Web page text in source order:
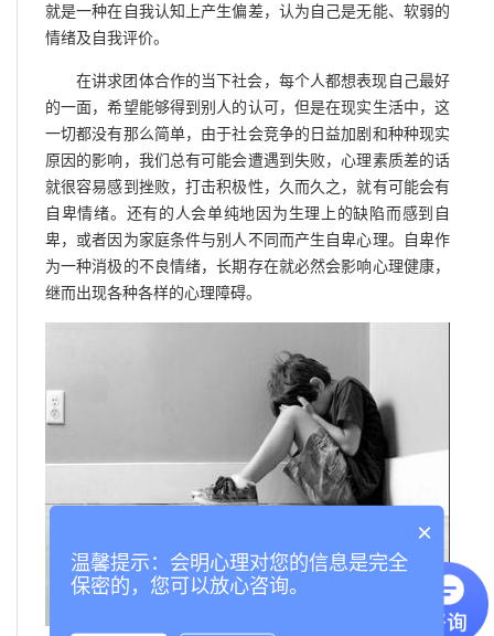
就是一种在自我认知上产生偏差，认为自己是无能、软弱的
情绪及自我评价。
在讲求团体合作的当下社会，每个人都想表现自己最好
的一面，希望能够得到别人的认可，但是在现实生活中，这
一切都没有那么简单，由于社会竞争的日益加剧和种种现实
原因的影响，我们总有可能会遭遇到失败，心理素质差的话
就很容易感到挫败，打击积极性，久而久之，就有可能会有
自卑情绪。还有的人会单纯地因为生理上的缺陷而感到自
卑，或者因为家庭条件与别人不同而产生自卑心理。自卑作
为一种消极的不良情绪，长期存在就必然会影响心理健康，
继而出现各种各样的心理障碍。
×
温馨提示：会明心理对您的信息是完全
保密的，您可以放心咨询。